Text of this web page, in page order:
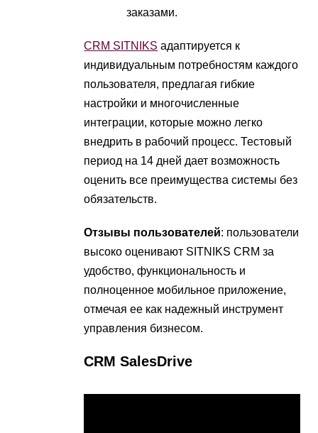
заказами.
CRM SITNIKS адаптируется к
индивидуальным потребностям каждого
пользователя, предлагая гибкие
настройки и многочисленные
интеграции, которые можно легко
внедрить в рабочий процесс. Тестовый
период на 14 дней дает возможность
оценить все преимущества системы без
обязательств.
Отзывы пользователей: пользователи
высоко оценивают SITNIKS CRM за
удобство, функциональность и
полноценное мобильное приложение,
отмечая ее как надежный инструмент
управления бизнесом.
CRM SalesDrive